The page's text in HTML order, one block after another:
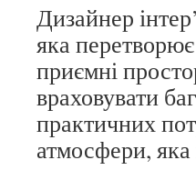
Дизайнер
яка
приємні
враховувати
практичних
атмосфери, яка